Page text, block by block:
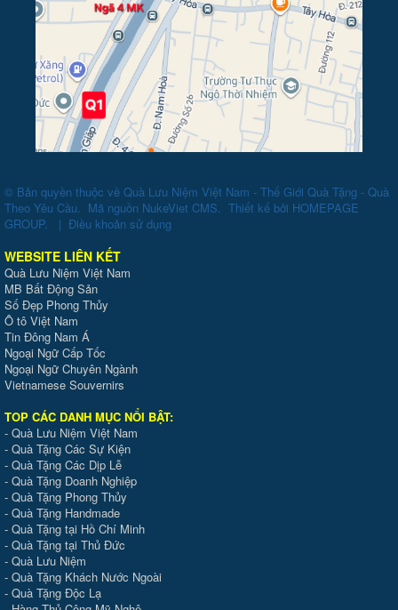
© Bản quyền thuộc về Quà Lưu Niệm Việt Nam - Thế Giới Quà Tặng - Quà
Theo Yêu Cầu. Mã nguồn NukeViet CMS. Thiết kế bởi HOMEPAGE
GROUP. | Điều khoản sử dụng
WEBSITE LIÊN KẾT
Quà Lưu Niệm Việt Nam
MB Bất Động Sản
Số Đẹp Phong Thủy
Ô tô Việt Nam
Tin Đông Nam Á
Ngoại Ngữ Cấp Tốc
Ngoại Ngữ Chuyên Ngành
Vietnamese Souvernirs
TOP CÁC DANH MỤC NỔI BẬT:
- Quà Lưu Niệm Việt Nam
- Quà Tặng Các Sự Kiện
- Quà Tặng Các Dịp Lễ
- Quà Tặng Doanh Nghiệp
- Quà Tặng Phong Thủy
- Quà Tặng Handmade
- Quà Tặng tại Hồ Chí Minh
- Quà Tặng tại Thủ Đức
- Quà Lưu Niệm
- Quà Tặng Khách Nước Ngoài
- Quà Tặng Độc Lạ